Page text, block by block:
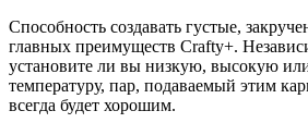
Способность создавать густые,
главных преимуществ Crafty+.
установите ли вы низкую, высокую
температуру, пар, подаваемый этим
всегда будет хорошим.